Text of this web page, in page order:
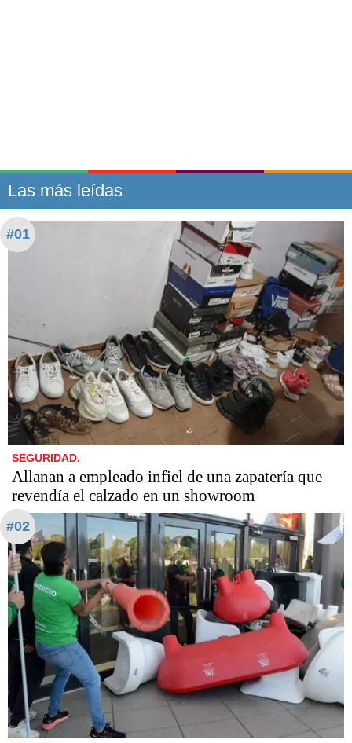
Las más leídas
#01
SEGURIDAD.
Allanan a empleado infiel de una zapatería que
revendía el calzado en un showroom
#02